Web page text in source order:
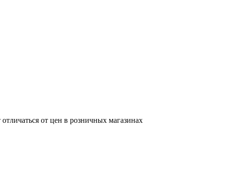
от цен в розничных магазинах